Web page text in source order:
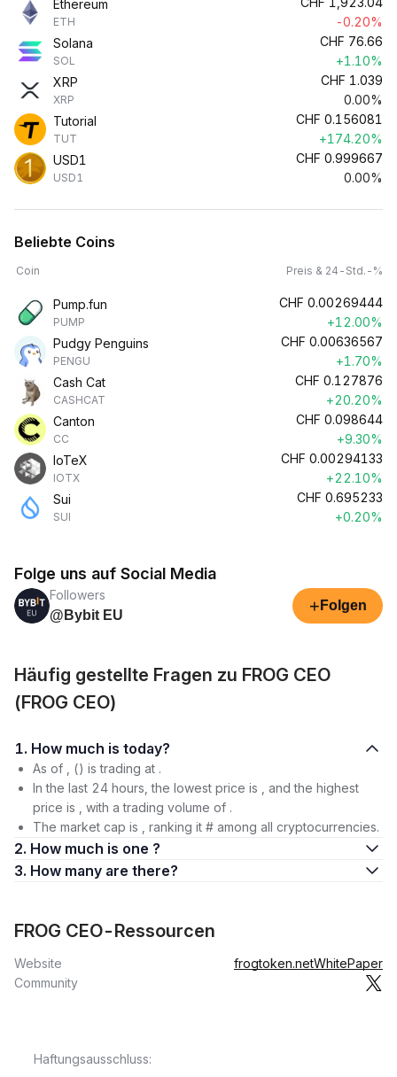
Ethereum
ETH
-0.20%
Solana
SOL
CHF 76.66
+1.10%
XRP
XRP
CHF 1.039
0.00%
Tutorial
TUT
CHF 0.156081
+174.20%
USD1
USD1
CHF 0.999667
0.00%
Beliebte Coins
Coin Preis & 24-Std.-%
Pump.fun
PUMP
CHF 0.00269444
+12.00%
Pudgy Penguins
PENGU
CHF 0.00636567
+1.70%
Cash Cat
CASHCAT
CHF 0.127876
+20.20%
Canton
CC
CHF 0.098644
+9.30%
IoTeX
IOTX
CHF 0.00294133
+22.10%
Sui
SUI
CHF 0.695233
+0.20%
Folge uns auf Social Media
Followers
@Bybit EU
+ Folgen
Häufig gestellte Fragen zu FROG CEO
(FROG CEO)
1. How much is today?
As of , () is trading at .
In the last 24 hours, the lowest price is , and the highest
price is , with a trading volume of .
The market cap is , ranking it # among all cryptocurrencies.
2. How much is one ?
3. How many are there?
FROG CEO-Ressourcen
Website frogtoken.netWhitePaper
Community
Haftungsausschluss: